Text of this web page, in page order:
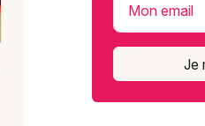
Mon email
Je